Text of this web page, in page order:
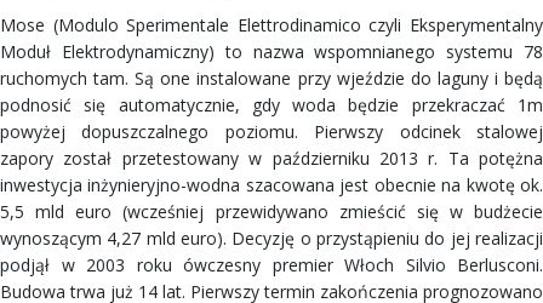
Mose (Modulo Sperimentale Elettrodinamico czyli Eksperymentalny
Moduł Elektrodynamiczny) to nazwa wspomnianego systemu 78
ruchomych tam. Są one instalowane przy wjeździe do laguny i będą
podnosić się automatycznie, gdy woda będzie przekraczać 1m
powyżej dopuszczalnego poziomu. Pierwszy odcinek stalowej
zapory został przetestowany w październiku 2013 r. Ta potężna
inwestycja inżynieryjno-wodna szacowana jest obecnie na kwotę ok.
5,5 mld euro (wcześniej przewidywano zmieścić się w budżecie
wynoszącym 4,27 mld euro). Decyzję o przystąpieniu do jej realizacji
podjął w 2003 roku ówczesny premier Włoch Silvio Berlusconi.
Budowa trwa już 14 lat. Pierwszy termin zakończenia prognozowano